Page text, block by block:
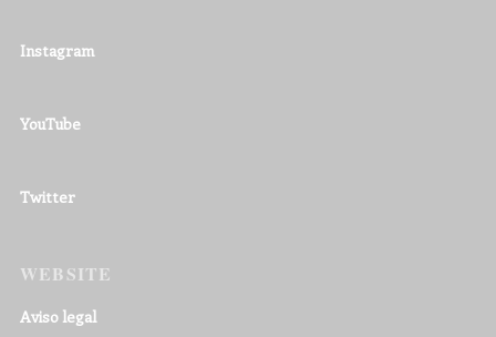
Instagram
YouTube
Twitter
WEBSITE
Aviso legal